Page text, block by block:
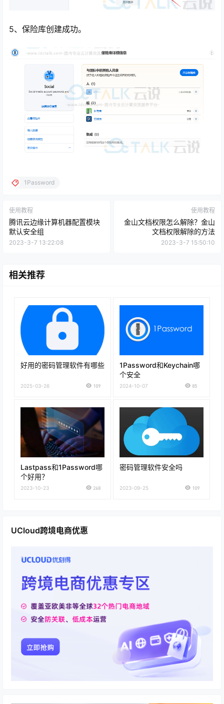
5、保险库创建成功。
1Password
使用教程
腾讯云边缘计算机器配置模块
默认安全组
2023-3-7 13:22:08
使用教程
金山文档权限怎么解除？金山
文档权限解除的方法
2023-3-7 15:50:10
相关推荐
好用的密码管理软件有哪些
2025-03-26 109
1Password和Keychain哪
个安全
2024-10-07 85
Lastpass和1Password哪
个好用？
2023-10-23 268
密码管理软件安全吗
2023-09-25 109
UCloud跨境电商优惠